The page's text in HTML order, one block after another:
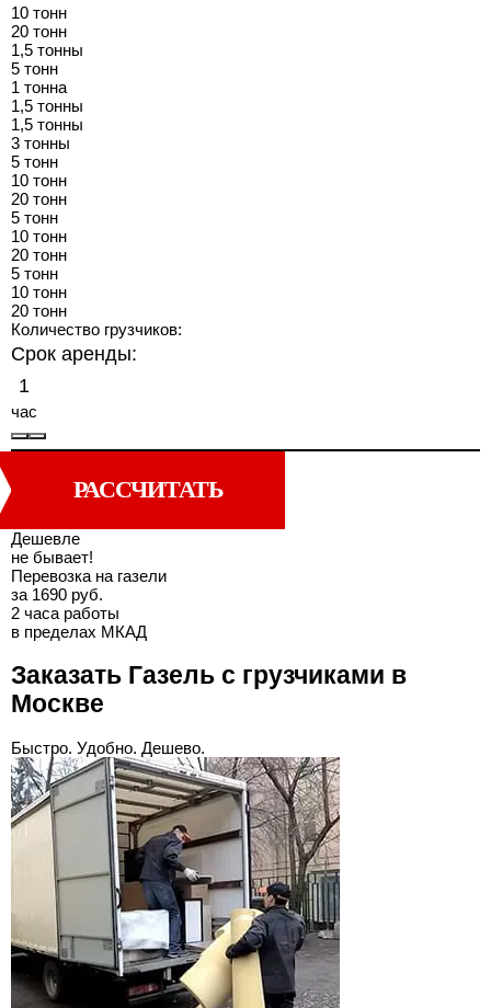
10 тонн
20 тонн
1,5 тонны
5 тонн
1 тонна
1,5 тонны
1,5 тонны
3 тонны
5 тонн
10 тонн
20 тонн
5 тонн
10 тонн
20 тонн
5 тонн
10 тонн
20 тонн
Количество грузчиков:
Срок аренды:
час
РАССЧИТАТЬ
Дешевле
не бывает!
Перевозка на газели
за 1690 руб.
2 часа работы
в пределах МКАД
Заказать Газель с грузчиками в
Москве
Быстро. Удобно. Дешево.